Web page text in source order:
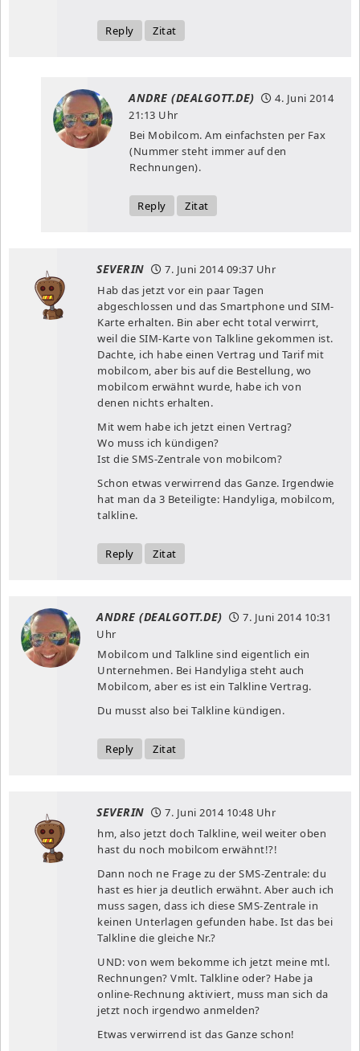
Reply Zitat
ANDRE (DEALGOTT.DE)
4. Juni 2014
21:13 Uhr
Bei Mobilcom. Am einfachsten per Fax
(Nummer steht immer auf den
Rechnungen).
Reply Zitat
SEVERIN 7. Juni 201409:37 Uhr
Hab das jetzt vor ein paar Tagen
abgeschlossen und das Smartphone und SIM-
Karte erhalten. Bin aber echt total verwirrt,
weil die SIM-Karte von Talkline gekommen ist.
Dachte, ich habe einen Vertrag und Tarif mit
mobilcom, aber bis auf die Bestellung, wo
mobilcom erwähnt wurde, habe ich von
denen nichts erhalten.
Mit wem habe ich jetzt einen Vertrag?
Wo muss ich kündigen?
Ist die SMS-Zentrale von mobilcom?
Schon etwas verwirrend das Ganze. Irgendwie
hat man da 3 Beteiligte: Handyliga, mobilcom,
talkline.
Reply Zitat
ANDRE (DEALGOTT.DE) 7. Juni 201410:31
Uhr
Mobilcom und Talkline sind eigentlich ein
Unternehmen. Bei Handyliga steht auch
Mobilcom, aber es ist ein Talkline Vertrag.
Du musst also bei Talkline kündigen.
Reply Zitat
SEVERIN 7. Juni 201410:48 Uhr
hm, also jetzt doch Talkline, weil weiter oben
hast du noch mobilcom erwähnt!?!
Dann noch ne Frage zu der SMS-Zentrale: du
hast es hier ja deutlich erwähnt. Aber auch ich
muss sagen, dass ich diese SMS-Zentrale in
keinen Unterlagen gefunden habe. Ist das bei
Talkline die gleiche Nr.?
UND: von wem bekomme ich jetzt meine mtl.
Rechnungen? Vmlt. Talkline oder? Habe ja
online-Rechnung aktiviert, muss man sich da
jetzt noch irgendwo anmelden?
Etwas verwirrend ist das Ganze schon!